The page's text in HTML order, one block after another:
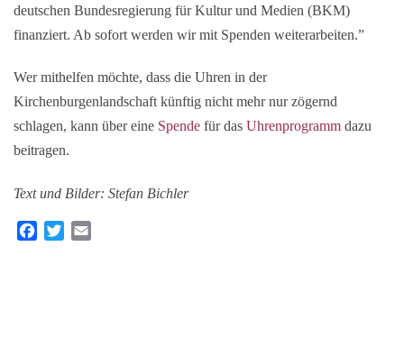
deutschen Bundesregierung für Kultur und Medien (BKM)
finanziert. Ab sofort werden wir mit Spenden weiterarbeiten.”
Wer mithelfen möchte, dass die Uhren in der
Kirchenburgenlandschaft künftig nicht mehr nur zögernd
schlagen, kann über eine Spende für das Uhrenprogramm dazu
beitragen.
Text und Bilder: Stefan Bichler